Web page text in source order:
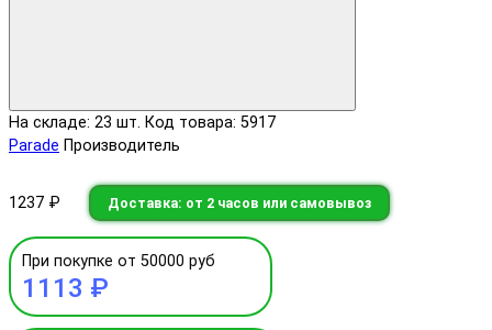
На складе: 23 шт. Код товара: 5917
Parade Производитель
1237 ₽ Доставка: от 2 часов или самовывоз
При покупке от 50000 руб
1113 ₽